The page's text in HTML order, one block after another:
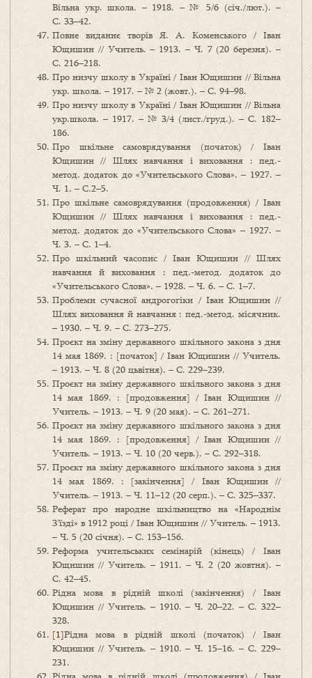
Вільна укр. школа. – 1918. – № 5/6 (січ./лют.). –
С. 33–42.
Повне виданнє творів Я. А. Коменського / Іван
Ющишин // Учитель. – 1913. – Ч. 7 (20 березня). –
С. 216–218.
Про низчу школу в Україні / Іван Ющишин // Вільна
укр. школа. – 1917. – № 2 (жовт.). – С. 94–98.
Про низчу школу в Україні / Іван Ющишин // Вільна
укр.школа. – 1917. – № 3/4 (лист./груд.). – С. 182–
186.
Про шкільне самоврядування (початок) / Іван
Ющишин // Шлях навчання і виховання : пед.-
метод. додаток до «Учительського Слова». – 1927. –
Ч. 1. – С.2–5.
Про шкільне самоврядування (продовження) / Іван
Ющишин // Шлях навчання і виховання : пед.-
метод. додаток до «Учительського Слова» – 1927. –
Ч. 3. – С. 1–4.
Про шкільний часопис / Іван Ющишин // Шлях
навчання й виховання : пед.-метод. додаток до
«Учительського Слова». – 1928. – Ч. 6. – С. 1–7.
Проблеми сучасної андрогогіки / Іван Ющишин //
Шлях виховання й навчання : пед.-метод. місячник.
– 1930. – Ч. 9. – С. 273–275.
Проєкт на зміну державного шкільного закона з дня
14 мая 1869. : [початок] / Іван Ющишин // Учитель.
– 1913. – Ч. 8 (20 цьвітня). – С. 229–239.
Проєкт на зміну державного шкільного закона з дня
14 мая 1869. : [продовження] / Іван Ющишин //
Учитель. – 1913. – Ч. 9 (20 мая). – С. 261–271.
Проєкт на зміну державного шкільного закона з дня
14 мая 1869. : [продовження] / Іван Ющишин //
Учитель. – 1913. – Ч. 10 (20 черв.). – С. 292–318.
Проєкт на зміну державного шкільного закона з дня
14 мая 1869. : [закінчення] / Іван Ющишин //
Учитель. – 1913. – Ч. 11–12 (20 серп.). – С. 325–337.
Реферат про народне шкільництво на «Народнім
З’їзді» в 1912 році / Іван Ющишин // Учитель. – 1913.
– Ч. 5 (20 січня). – С. 153–156.
Реформа учительських семінарій (кінець) / Іван
Ющишин // Учитель. – 1911. – Ч. 2 (20 жовтня). –
С. 42–45.
Рідна мова в рідній школі (закінчення) / Іван
Ющишин // Учитель. – 1910. – Ч. 20–22. – С. 322–
328.
[1]Рідна мова в рідній школі (початок) / Іван
Ющишин // Учитель. – 1910. – Ч. 15–16. – С. 229–
231.